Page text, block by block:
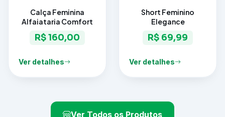
Calça Feminina
Alfaiataria Comfort
R$ 160,00
Ver detalhes
Short Feminino
Elegance
R$ 69,99
Ver detalhes
Ver Todos os Produtos